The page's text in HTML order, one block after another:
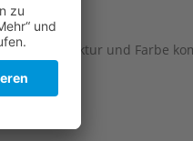
und Farbe